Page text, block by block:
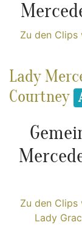
Zu den Clips
Lady
Courtney
Zu den Clips
Lady